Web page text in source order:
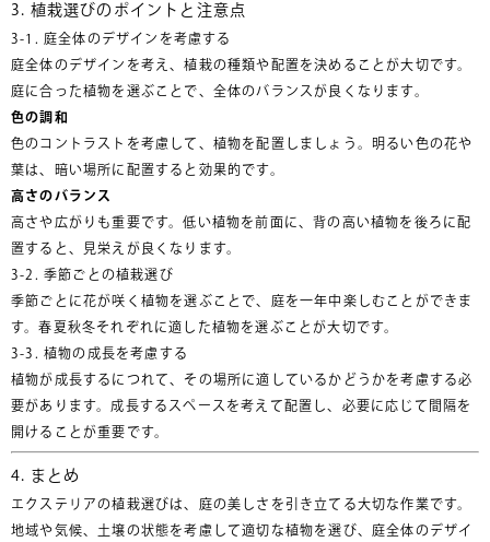
3. 植栽選びのポイントと注意点
3-1. 庭全体のデザインを考慮する
庭全体のデザインを考え、植栽の種類や配置を決めることが大切です。
庭に合った植物を選ぶことで、全体のバランスが良くなります。
色の調和
色のコントラストを考慮して、植物を配置しましょう。明るい色の花や
葉は、暗い場所に配置すると効果的です。
高さのバランス
高さや広がりも重要です。低い植物を前面に、背の高い植物を後ろに配
置すると、見栄えが良くなります。
3-2. 季節ごとの植栽選び
季節ごとに花が咲く植物を選ぶことで、庭を一年中楽しむことができま
す。春夏秋冬それぞれに適した植物を選ぶことが大切です。
3-3. 植物の成長を考慮する
植物が成長するにつれて、その場所に適しているかどうかを考慮する必
要があります。成長するスペースを考えて配置し、必要に応じて間隔を
開けることが重要です。
4. まとめ
エクステリアの植栽選びは、庭の美しさを引き立てる大切な作業です。
地域や気候、土壌の状態を考慮して適切な植物を選び、庭全体のデザイ